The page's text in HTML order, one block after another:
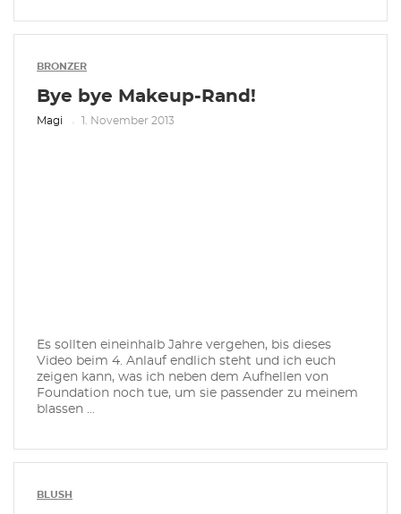
BRONZER
Bye bye Makeup-Rand!
Magi 1. November 2013
Es sollten eineinhalb Jahre vergehen, bis dieses
Video beim 4. Anlauf endlich steht und ich euch
zeigen kann, was ich neben dem Aufhellen von
Foundation noch tue, um sie passender zu meinem
blassen ...
BLUSH